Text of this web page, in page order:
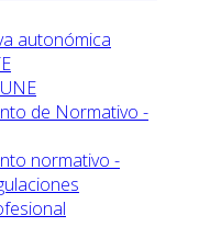
autonómica
de Normativo -
normativo -